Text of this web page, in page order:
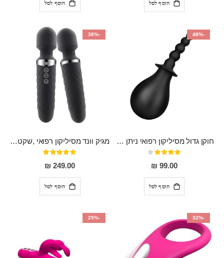
הוסף לסל הוסף לסל
-48%
חוקן גדול מסיליקון רפואי ניתן לשימוש גם כפלאג וגם כחרוזים אנאלים
דירוג:
80%
99.00 ₪
הוסף לסל
-38%
מגיק וונד מסיליקון רפואי ,שקט במיוחד, נטען בעל 10 מהירויות שונות "Erna"
דירוג:
100%
249.00 ₪
הוסף לסל
-32%
-29%